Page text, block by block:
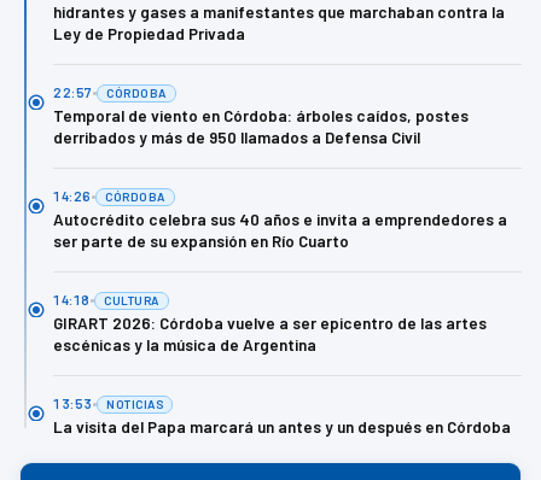
hidrantes y gases a manifestantes que marchaban contra la
Ley de Propiedad Privada
22:57 CÓRDOBA
Temporal de viento en Córdoba: árboles caídos, postes
derribados y más de 950 llamados a Defensa Civil
14:26 CÓRDOBA
Autocrédito celebra sus 40 años e invita a emprendedores a
ser parte de su expansión en Río Cuarto
14:18 CULTURA
GIRART 2026: Córdoba vuelve a ser epicentro de las artes
escénicas y la música de Argentina
13:53 NOTICIAS
La visita del Papa marcará un antes y un después en Córdoba